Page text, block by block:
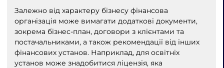
Залежно від характеру бізнесу фінансова
організація може вимагати додаткові документи,
зокрема бізнес-план, договори з клієнтами та
постачальниками, а також рекомендації від інших
фінансових установ. Наприклад, для освітніх
установ може знадобитися ліцензія, яка